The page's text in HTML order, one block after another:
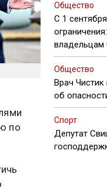
по
Общество
С 1
Общество
Врач
об
Спорт
Депутат